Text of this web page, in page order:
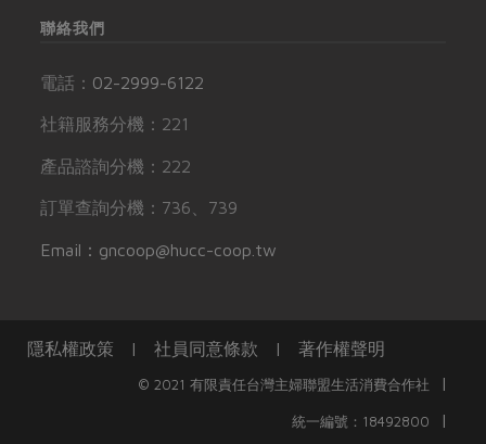
聯絡我們
電話： 02-2999-6122
社籍服務分機：221
產品諮詢分機：222
訂單查詢分機：736、739
Email：gncoop@hucc-coop.tw
隱私權政策 | 社員同意條款 | 著作權聲明
© 2021 有限責任台灣主婦聯盟生活消費合作社 |
統一編號：18492800 |